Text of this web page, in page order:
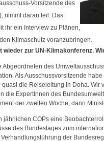
Vorsitzende des
nimmt daran teil. Das
ihr ein Interview zu Plänen,
Klimaschutz voranzubringen.
wieder zur UN-Klimakonferenz.
Abgeordneten des
Als Ausschussvorsitzende habe
die Reiseleitung in Doha. Wir
die ExpertInnen des
der zweiten Woche, dann
jährlichen COPs eine
des Bundestages zum
der